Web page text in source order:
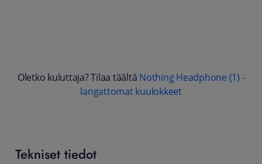
Oletko kuluttaja? Tilaa täältä Nothing Headphone (1) -
langattomat kuulokkeet
Tekniset tiedot